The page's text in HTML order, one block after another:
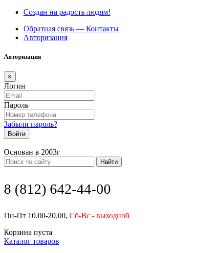
Создан на радость людям!
Обратная связь — Контакты
Авторизация
Авторизация
×
Логин
Пароль
Забыли пароль?
Войти
Основан в 2003г
Найти
8 (812) 642-44-00
Пн-Пт 10.00-20.00, Сб-Вс - выходной
Корзина пуста
Каталог товаров